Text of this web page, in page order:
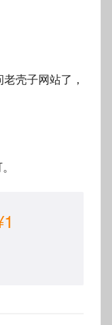
壳子网站了，